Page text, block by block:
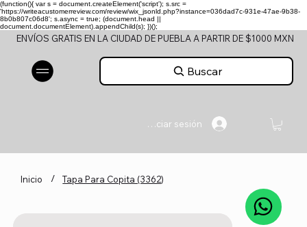
(function(){ var s = document.createElement('script'); s.src =
'https://writeacustomerreview.com/review/wix_jsonld.php?instance=036dad7c-931e-47ae-9b38-
8b0b807c06d8'; s.async = true; (document.head ||
document.documentElement).appendChild(s); })();
ENVÍOS GRATIS EN LA CIUDAD DE PUEBLA A PARTIR DE $1000 MXN
Buscar
Iniciar sesión
Inicio / Tapa Para Copita (3362)